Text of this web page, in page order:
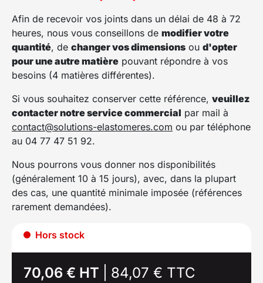
Afin de recevoir vos joints dans un délai de 48 à 72
heures, nous vous conseillons de modifier votre
quantité, de changer vos dimensions ou d'opter
pour une autre matière pouvant répondre à vos
besoins (4 matières différentes).
Si vous souhaitez conserver cette référence, veuillez
contacter notre service commercial par mail à
contact@solutions-elastomeres.com ou par téléphone
au 04 77 47 51 92.
Nous pourrons vous donner nos disponibilités
(généralement 10 à 15 jours), avec, dans la plupart
des cas, une quantité minimale imposée (références
rarement demandées).
Hors stock
70,06 € HT 84,07 € TTC